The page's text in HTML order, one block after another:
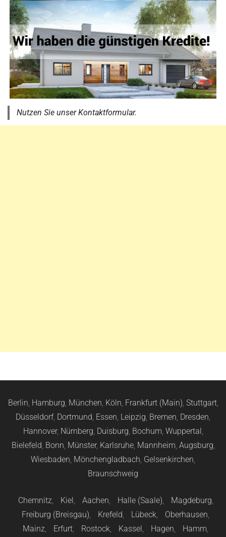
Nutzen Sie unser Kontaktformular.
Berlin, Hamburg, München, Köln, Frankfurt (Main), Stuttgart,
Düsseldorf, Dortmund, Essen, Leipzig, Bremen, Dresden,
Hannover, Nürnberg, Duisburg, Bochum, Wuppertal,
Bielefeld, Bonn, Münster, Karlsruhe, Mannheim, Augsburg,
Wiesbaden, Mönchengladbach, Gelsenkirchen,
Braunschweig
Chemnitz, Kiel, Aachen, Halle (Saale), Magdeburg,
Freiburg (Breisgau), Krefeld, Lübeck, Oberhausen,
Mainz, Erfurt, Rostock, Kassel, Hagen, Hamm,